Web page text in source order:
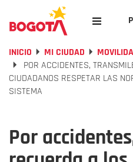
INICIO MI CIUDAD
POR ACCIDENTES,
CIUDADANOS RESPETAR LAS
SISTEMA
Por